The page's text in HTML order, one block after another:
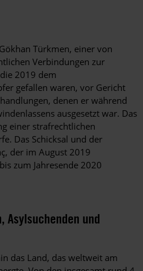
Türkmen, einer von
Verbindungen zur
2019 dem
gefallen waren, vor Gericht
denen er während
ausgesetzt war. Das
einer strafrechtlichen
Das Schicksal und der
der im August 2019
zum Jahresende 2020
Asylsuchenden und
das Land, das weltweit am